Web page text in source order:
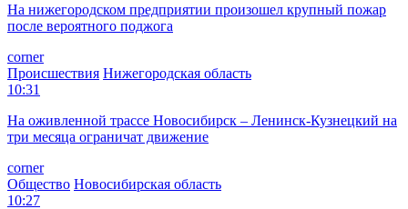
На нижегородском предприятии произошел крупный пожар
после вероятного поджога
corner
Происшествия Нижегородская область
10:31
На оживленной трассе Новосибирск – Ленинск-Кузнецкий на
три месяца ограничат движение
corner
Общество Новосибирская область
10:27